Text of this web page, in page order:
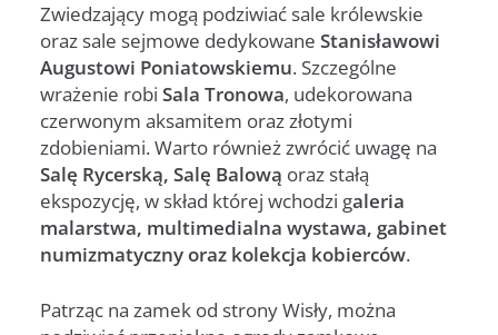
Zwiedzający mogą podziwiać sale królewskie
oraz sale sejmowe dedykowane Stanisławowi
Augustowi Poniatowskiemu. Szczególne
wrażenie robi Sala Tronowa, udekorowana
czerwonym aksamitem oraz złotymi
zdobieniami. Warto również zwrócić uwagę na
Salę Rycerską, Salę Balową oraz stałą
ekspozycję, w skład której wchodzi galeria
malarstwa, multimedialna wystawa, gabinet
numizmatyczny oraz kolekcja kobierców.
Patrząc na zamek od strony Wisły, można